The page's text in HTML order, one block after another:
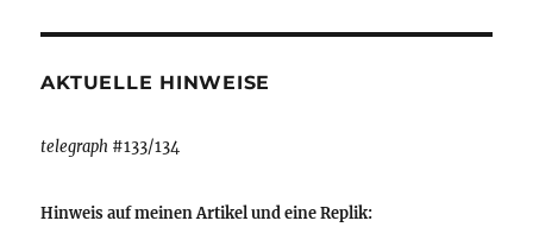
AKTUELLE HINWEISE
telegraph #133/134
Hinweis auf meinen Artikel und eine Replik: